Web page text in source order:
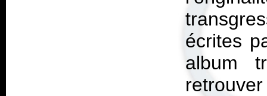
écrites
album